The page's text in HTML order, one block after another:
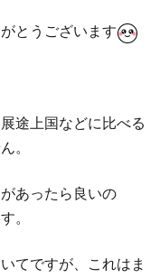
とうございます
途上国などに比べる
。
あったら良いの
。
てですが、これはま